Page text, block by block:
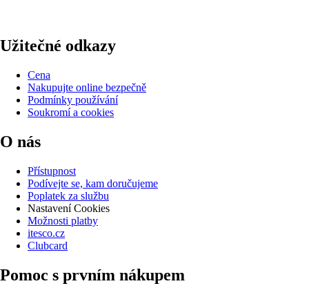
Užitečné odkazy
Cena
Nakupujte online bezpečně
Podmínky používání
Soukromí a cookies
O nás
Přístupnost
Podívejte se, kam doručujeme
Poplatek za službu
Nastavení Cookies
Možnosti platby
itesco.cz
Clubcard
Pomoc s prvním nákupem